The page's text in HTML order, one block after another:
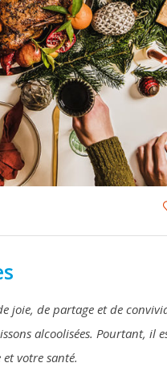
joie, de partage et de
alcoolisées. Pourtant, il
votre santé.